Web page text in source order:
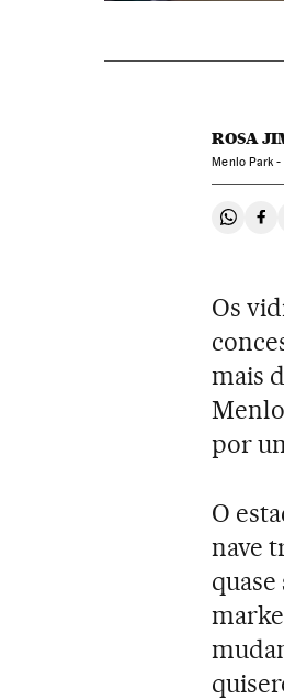
ROSA
Menlo Park -
Os
mais
por
O
nave